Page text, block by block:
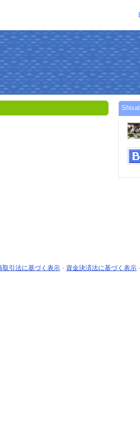
取引法に基づく表示 - 資金決済法に基づく表示 -